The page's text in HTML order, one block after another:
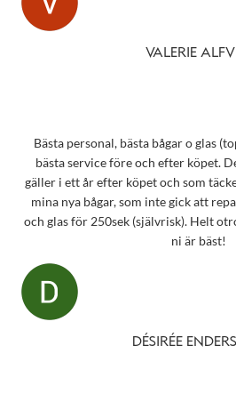
VALERIE
Bästa personal, bästa bågar o glas
bästa service före och efter köpet.
gäller i ett år efter köpet och som
mina nya bågar, som inte gick att
och glas för 250sek (självrisk). Helt
ni är bäst!
DÉSIRÉE